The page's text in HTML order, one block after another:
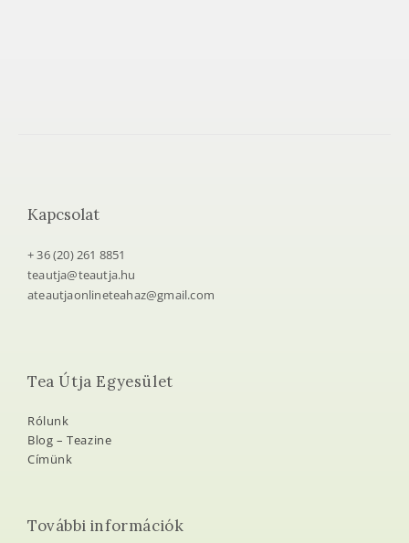
Kapcsolat
+ 36 (20) 261 8851
teautja@teautja.hu
ateautjaonlineteahaz@gmail.com
Tea Útja Egyesület
Rólunk
Blog – Teazine
Címünk
További információk